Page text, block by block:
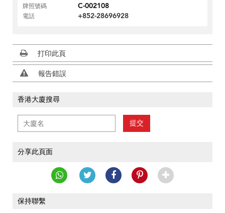
牌照號碼
C-002108
電話 +852-28696928
打印此頁
報告錯誤
香港大廈搜尋
提交
分享此頁面
保持聯繫